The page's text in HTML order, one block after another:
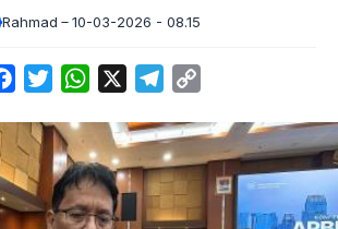
Rahmad 10-03-2026 - 08.15
FacebookTwitterWhatsApp Telegram